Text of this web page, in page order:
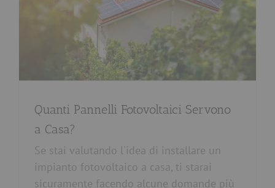
Quanti Pannelli Fotovoltaici Servono
a Casa?
Se stai valutando l'idea di installare un
impianto fotovoltaico a casa, ti starai
sicuramente facendo alcune domande più